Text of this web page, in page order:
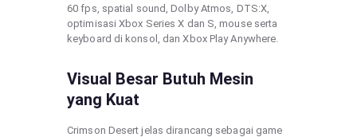
60 fps, spatial sound, Dolby Atmos, DTS:X,
optimisasi Xbox Series X dan S, mouse serta
keyboard di konsol, dan Xbox Play Anywhere.
Visual Besar Butuh Mesin
yang Kuat
Crimson Desert jelas dirancang sebagai game